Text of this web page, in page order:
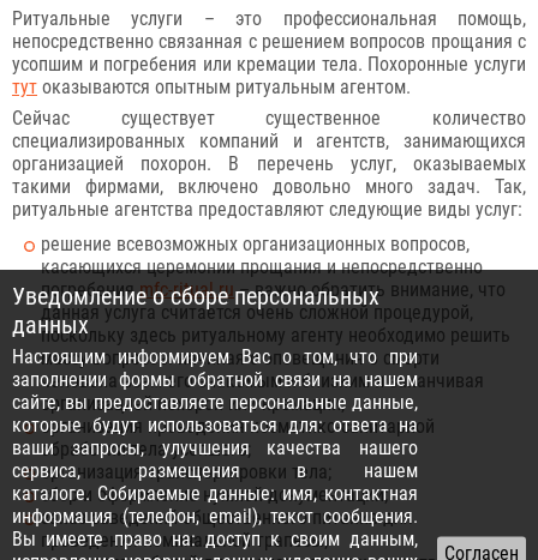
Ритуальные услуги – это профессиональная помощь,
непосредственно связанная с решением вопросов прощания с
усопшим и погребения или кремации тела. Похоронные услуги
тут оказываются опытным ритуальным агентом.
Сейчас существует существенное количество
специализированных компаний и агентств, занимающихся
организацией похорон. В перечень услуг, оказываемых
такими фирмами, включено довольно много задач. Так,
ритуальные агентства предоставляют следующие виды услуг:
решение всевозможных организационных вопросов,
касающихся церемонии прощания и непосредственно
погребенияmfc-ritual.ru– важно обратить внимание, что
данная услуга считается очень сложной процедурой,
поскольку здесь ритуальному агенту необходимо решить
массу вопросов: начиная с оповещения о смерти
человека всем его знакомым и близким и заканчивая
организацией похорон или кремации;
организация проведения косметико-санитарной
обработки тела усопшего;
организация транспортировки тела;
сбор и оформление нужной документации;
заказ заведений общественного питания для
проведения поминальной трапезы;
Уведомление о сборе персональных
данных
Настоящим информируем Вас о том, что при
заполнении формы обратной связи на нашем
сайте, вы предоставляете персональные данные,
которые будут использоваться для: ответа на
ваши запросы, улучшения качества нашего
сервиса, размещения в нашем
каталоге. Собираемые данные: имя, контактная
информация (телефон, email), текст сообщения.
Вы имеете право на: доступ к своим данным,